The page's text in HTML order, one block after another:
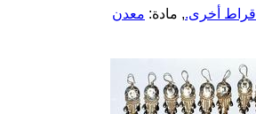
أقراط أخرى., مادة: معدن